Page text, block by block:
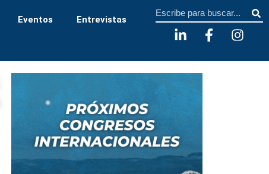
Eventos Entrevistas